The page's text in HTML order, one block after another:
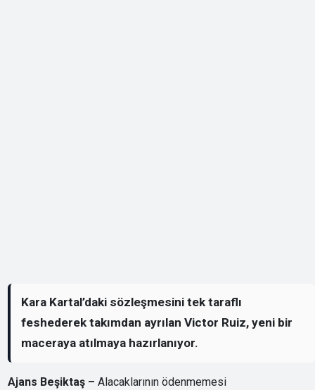
Kara Kartal’daki sözleşmesini tek taraflı
feshederek takımdan ayrılan Victor Ruiz, yeni bir
maceraya atılmaya hazırlanıyor.
Ajans Beşiktaş –Alacaklarının ödenmemesi